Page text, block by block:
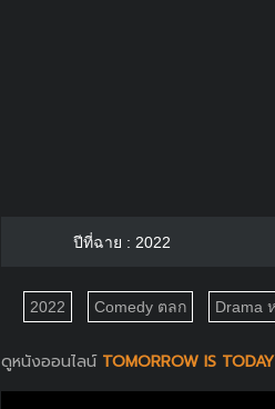
ปีที่ฉาย : 2022
2022 Comedy ตลก Drama
ดูหนังออนไลน์ TOMORROW IS